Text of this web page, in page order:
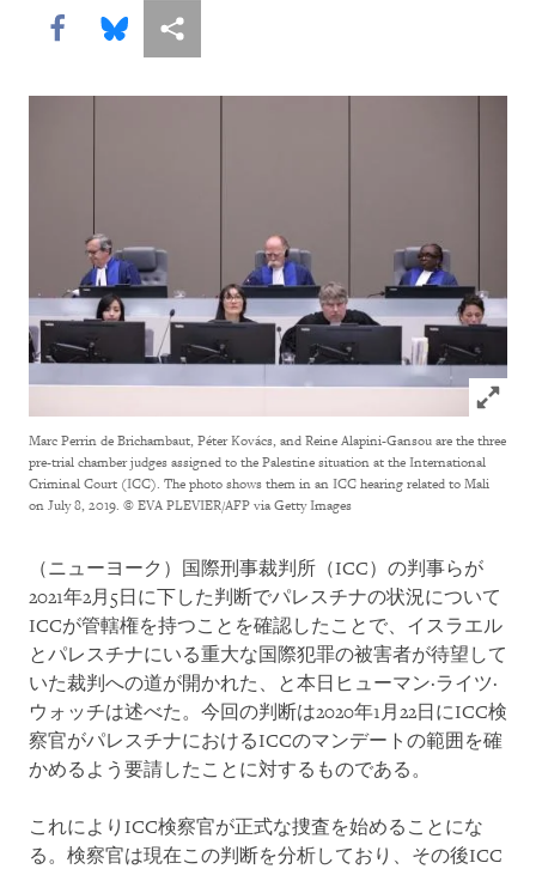
Share this via Facebook
Share this via Bluesky
More sharing options
Click to
Marc Perrin de Brichambaut, Péter Kovács, and Reine Alapini-Gansou are the three
pre-trial chamber judges assigned to the Palestine situation at the International
Criminal Court (ICC). The photo shows them in an ICC hearing related to Mali
on July 8, 2019. © EVA PLEVIER/AFP via Getty Images
（ニューヨーク）国際刑事裁判所（ICC）の判事らが
2021年2月5日に下した判断でパレスチナの状況について
ICCが管轄権を持つことを確認したことで、イスラエル
とパレスチナにいる重大な国際犯罪の被害者が待望して
いた裁判への道が開かれた、と本日ヒューマン·ライツ·
ウォッチは述べた。今回の判断は2020年1月22日にICC検
察官がパレスチナにおけるICCのマンデートの範囲を確
かめるよう要請したことに対するものである。
これによりICC検察官が正式な捜査を始めることにな
る。検察官は現在この判断を分析しており、その後ICC